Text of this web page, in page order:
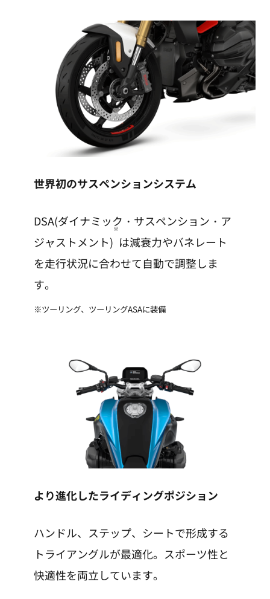
世界初のサスペンションシステム
DSA(ダイナミック・サスペンション・ア
ジャストメント)
※
は減衰力やバネレート
を走行状況に合わせて自動で調整しま
す。
※ツーリング、ツーリングASAに装備
より進化したライディングポジション
ハンドル、ステップ、シートで形成する
トライアングルが最適化。スポーツ性と
快適性を両立しています。